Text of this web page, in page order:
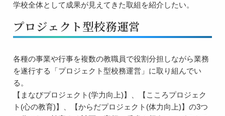
学校全体として成果が見えてきた取組を紹介したい。
プロジェクト型校務運営
各種の事業や行事を複数の教職員で役割分担しながら業務
を遂行する「プロジェクト型校務運営」に取り組んでい
る。
【まなびプロジェクト(学力向上)】、【こころプロジェク
ト(心の教育)】、【からだプロジェクト(体力向上)】の3つ